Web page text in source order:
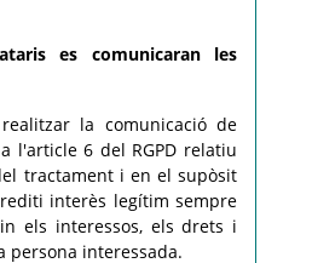
es comunicaran les
la comunicació de
l'article 6 del RGPD relatiu
tractament i en el supòsit
interès legítim sempre
els interessos, els drets i
persona interessada.